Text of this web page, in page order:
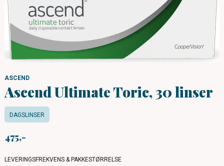
ASCEND
Ascend Ultimate Toric, 30 linser
DAGSLINSER
475
LEVERINGSFREKVENS & PAKKESTØRRELSE